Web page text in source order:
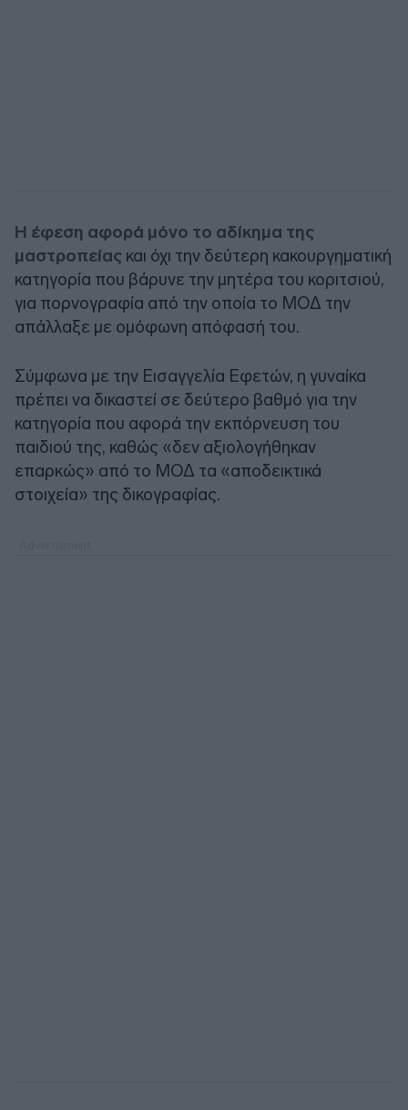
Η έφεση αφορά μόνο το αδίκημα της
μαστροπείας και όχι την δεύτερη κακουργηματική
κατηγορία που βάρυνε την μητέρα του κοριτσιού,
για πορνογραφία από την οποία το ΜΟΔ την
απάλλαξε με ομόφωνη απόφασή του.
Σύμφωνα με την Εισαγγελία Εφετών, η γυναίκα
πρέπει να δικαστεί σε δεύτερο βαθμό για την
κατηγορία που αφορά την εκπόρνευση του
παιδιού της, καθώς «δεν αξιολογήθηκαν
επαρκώς» από το ΜΟΔ τα «αποδεικτικά
στοιχεία» της δικογραφίας.